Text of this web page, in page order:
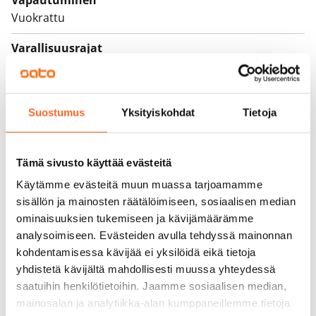
Suostumus Yksityiskohdat Tietoja
Tämä sivusto käyttää evästeitä
Käytämme evästeitä muun muassa tarjoamamme
sisällön ja mainosten räätälöimiseen, sosiaalisen median
ominaisuuksien tukemiseen ja kävijämäärämme
analysoimiseen. Evästeiden avulla tehdyssä mainonnan
kohdentamisessa kävijää ei yksilöidä eikä tietoja
yhdistetä kävijältä mahdollisesti muussa yhteydessä
saatuihin henkilötietoihin. Jaamme sosiaalisen median,
mainosalan ja analytiikka-alan kumppaneillemme tietoja
Vuokrattu
Varallisuusrajat
Vuokra
Pakollinen, ei sisälly vuokraan
Vesimaksu
Kulutuksen mukaan
Sähkömaksu
Vuokralainen solmii itse sähkösopimuksen.